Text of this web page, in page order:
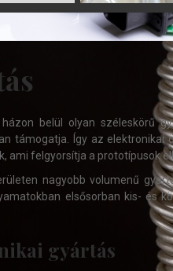
házon belül olyan széleskörű
támogatja. Így az elektronikai
ami felgyorsítja a prototípusok
nagyobb volumenű
elsősorban kis- és
gyártás